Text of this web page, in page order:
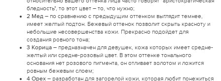
бледность", то этот цвет – то, что нужно;
2 Мед – по сравнению с предыдущим оттенком выглядит темнее,
имеет желтый подтон. Бежевый оттенок позволит скрыть красноту и
небольшие несовершенства кожи. Прекрасно подойдет для
создания ровного тона;
3 Корица – предназначен для девушек, кожа которых имеет средне-
желтый или средне-розовый цвет. В этом оттенке тонального
основания нет розового пигмента, он отливает золотом и ложится
ровным бежевым слоем;
4 Орех – разработан для загорелой кожи, которая любит понежиться